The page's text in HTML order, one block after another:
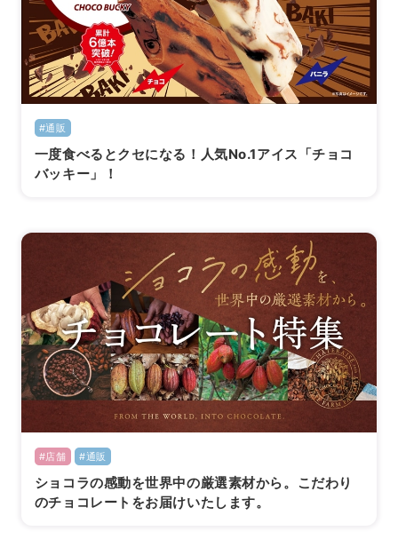
#通販
一度食べるとクセになる！人気No.1アイス「チョコ
バッキー」！
#店舗 #通販
ショコラの感動を世界中の厳選素材から。こだわり
のチョコレートをお届けいたします。